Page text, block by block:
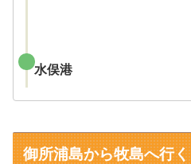
水俣港
御所浦島から牧島へ行く